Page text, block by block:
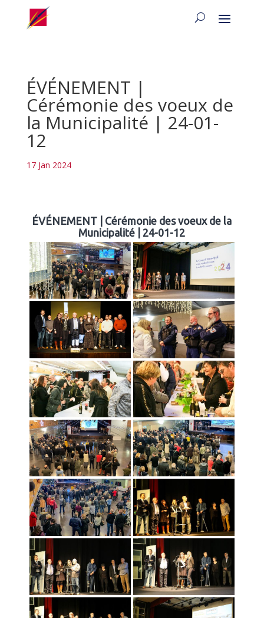
ÉVÉNEMENT |
Cérémonie des voeux de
la Municipalité | 24-01-
12
17 Jan 2024
ÉVÉNEMENT | Cérémonie des voeux de la
Municipalité | 24-01-12